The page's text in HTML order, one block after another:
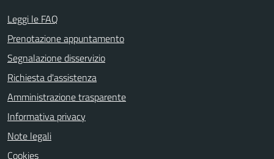
Leggi le FAQ
Prenotazione appuntamento
Segnalazione disservizio
Richiesta d'assistenza
Amministrazione trasparente
Informativa privacy
Note legali
Cookies